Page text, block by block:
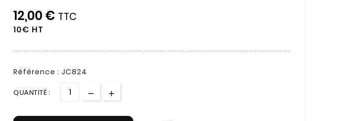
12,00 € TTC
10€ HT
Référence : JC824
QUANTITÉ :